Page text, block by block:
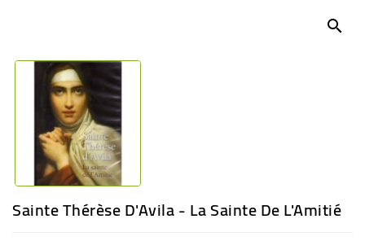
search
Sainte Thérèse D'Avila - La Sainte De L'Amitié